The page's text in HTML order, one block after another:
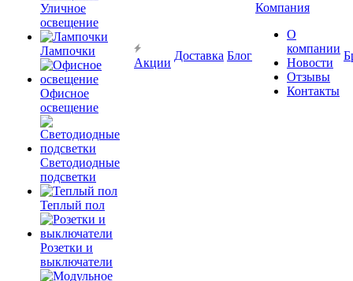
Уличное
освещение
Лампочки
Офисное
освещение
Светодиодные
подсветки
Теплый пол
Розетки и
выключатели
Акции
Доставка Блог
Компания
О
компании
Новости
Отзывы
Контакты